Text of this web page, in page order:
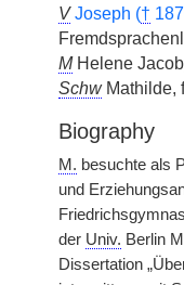
V Joseph (†
MHelene
SchwMathilde,
Biography
M. besuchte als
und
der Univ. Berlin
Dissertation